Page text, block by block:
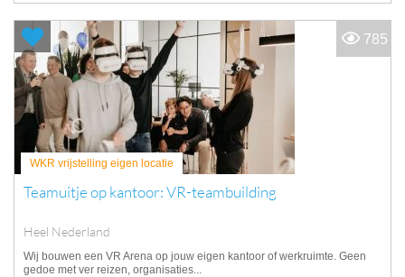
WKR vrijstelling eigen locatie
Teamuitje op kantoor: VR-teambuilding
Heel Nederland
Wij bouwen een VR Arena op jouw eigen kantoor of werkruimte. Geen
gedoe met ver reizen, organisaties...
785